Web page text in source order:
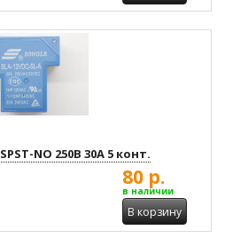
NO 250В 30А 5 конт.
80 р.
в наличии
В корзину